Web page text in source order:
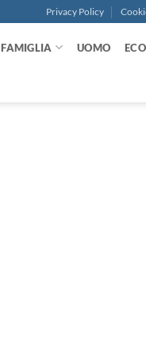
Privacy Policy
FAMIGLIA UOMO